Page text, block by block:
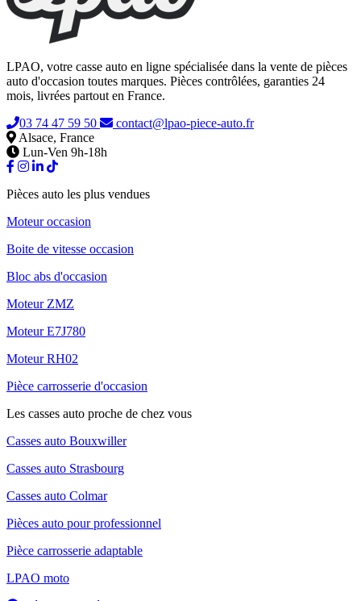
LPAO, votre casse auto en ligne spécialisée dans la vente de pièces
auto d'occasion toutes marques. Pièces contrôlées, garanties 24
mois, livrées partout en France.
03 74 47 59 50
contact@lpao-piece-auto.fr
Alsace, France
Lun-Ven 9h-18h
Pièces auto les plus vendues
Moteur occasion
Boite de vitesse occasion
Bloc abs d'occasion
Moteur ZMZ
Moteur E7J780
Moteur RH02
Pièce carrosserie d'occasion
Les casses auto proche de chez vous
Casses auto Bouxwiller
Casses auto Strasbourg
Casses auto Colmar
Pièces auto pour professionnel
Pièce carrosserie adaptable
LPAO moto